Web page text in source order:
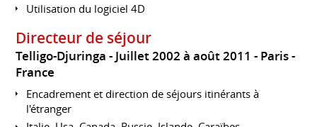
Utilisation du logiciel 4D
Directeur de séjour
Telligo-Djuringa Juillet 2002 à août 2011 Paris
France
Encadrement et direction de séjours itinérants à
l'étranger